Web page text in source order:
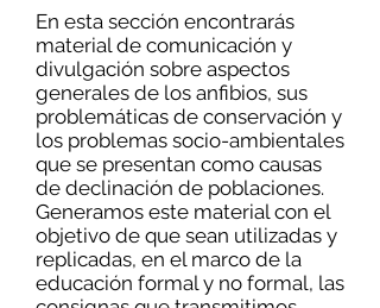
En esta sección encontrarás
material de comunicación y
divulgación sobre aspectos
generales de los anfibios, sus
problemáticas de conservación y
los problemas socio-ambientales
que se presentan como causas
de declinación de poblaciones.
Generamos este material con el
objetivo de que sean utilizadas y
replicadas, en el marco de la
educación formal y no formal, las